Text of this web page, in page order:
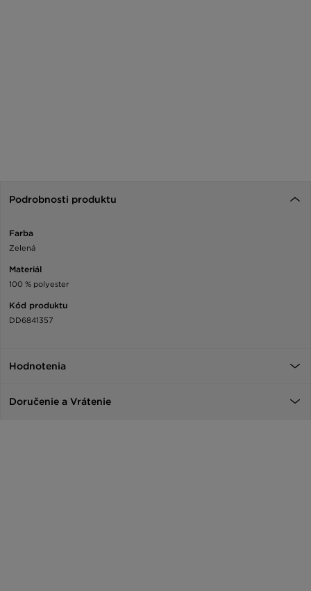
Podrobnosti produktu
Farba
Zelená
Materiál
100 % polyester
Kód produktu
DD6841357
Hodnotenia
Doručenie a Vrátenie